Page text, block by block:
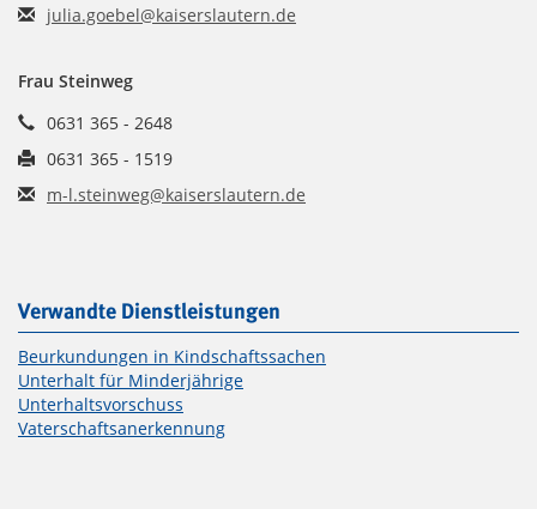
julia.goebel@kaiserslautern.de
Frau Steinweg
0631 365 - 2648
0631 365 - 1519
m-l.steinweg@kaiserslautern.de
Verwandte Dienstleistungen
Beurkundungen in Kindschaftssachen
Unterhalt für Minderjährige
Unterhaltsvorschuss
Vaterschaftsanerkennung